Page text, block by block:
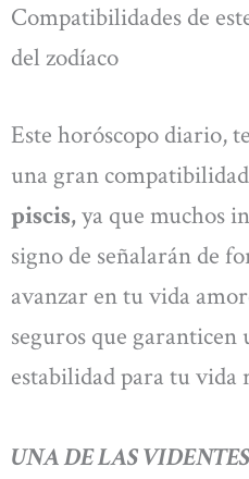
Compatibilidades de
del zodíaco
Este horóscopo diario,
una gran
piscis,ya que muchos
signo de señalarán de
avanzar en tu vida
seguros que garanticen
estabilidad para tu vida
UNA DE LAS